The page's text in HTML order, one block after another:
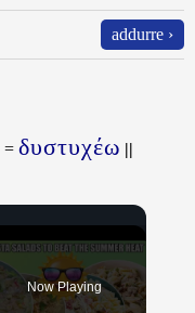
addurre ›
= δυστυχέω ||
Now Playing